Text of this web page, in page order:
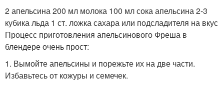
2 апельсина 200 мл молока 100 мл сока апельсина 2-3
кубика льда 1 ст. ложка сахара или подсладителя на вкус
Процесс приготовления апельсинового Фреша в
блендере очень прост:
1. Вымойте апельсины и порежьте их на две части.
Избавьтесь от кожуры и семечек.